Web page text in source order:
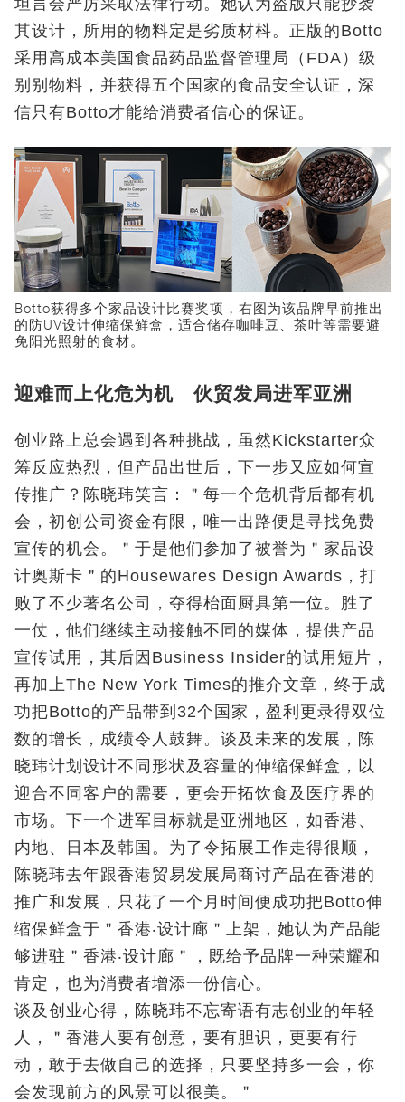
其设计，所用的物料定是劣质材枓。正版的Botto
采用高成本美国食品药品监督管理局（FDA）级
别别物料，并获得五个国家的食品安全认证，深
信只有Botto才能给消费者信心的保证。
Botto获得多个家品设计比赛奖项，右图为该品牌早前推出
的防UV设计伸缩保鲜盒，适合储存咖啡豆、茶叶等需要避
免阳光照射的食材。
迎难而上化危为机 伙贸发局进军亚洲
创业路上总会遇到各种挑战，虽然Kickstarter众
筹反应热烈，但产品出世后，下一步又应如何宣
传推广？陈晓玮笑言：＂每一个危机背后都有机
会，初创公司资金有限，唯一出路便是寻找免费
宣传的机会。＂于是他们参加了被誉为＂家品设
计奥斯卡＂的Housewares Design Awards，打
败了不少著名公司，夺得枱面厨具第一位。胜了
一仗，他们继续主动接触不同的媒体，提供产品
宣传试用，其后因Business Insider的试用短片，
再加上The New York Times的推介文章，终于成
功把Botto的产品带到32个国家，盈利更录得双位
数的增长，成绩令人鼓舞。谈及未来的发展，陈
晓玮计划设计不同形状及容量的伸缩保鲜盒，以
迎合不同客户的需要，更会开拓饮食及医疗界的
市场。下一个进军目标就是亚洲地区，如香港、
内地、日本及韩国。为了令拓展工作走得很顺，
陈晓玮去年跟香港贸易发展局商讨产品在香港的
推广和发展，只花了一个月时间便成功把Botto伸
缩保鲜盒于＂香港‧设计廊＂上架，她认为产品能
够进驻＂香港‧设计廊＂，既给予品牌一种荣耀和
肯定，也为消费者增添一份信心。
谈及创业心得，陈晓玮不忘寄语有志创业的年轻
人，＂香港人要有创意，要有胆识，更要有行
动，敢于去做自己的选择，只要坚持多一会，你
会发现前方的风景可以很美。＂